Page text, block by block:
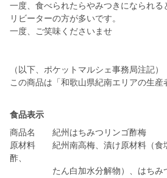
一度、食べられたらやみつきになられる
リビーターの方が多いです。
一度、ご笑味くださいませ
（以下、ポケットマルシェ事務局注記）
この商品は「和歌山県紀南エリアの生産
食品表示
商品名 紀州はちみつリンゴ酢梅
原材料 紀州南高梅、漬け原材料（食
酢、
たん白加水分解物）、はちみつ